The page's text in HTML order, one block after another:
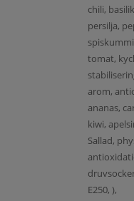
chili,
persilja,
tomat,
arom,
ananas,
kiwi,
Sallad,
E250, ),